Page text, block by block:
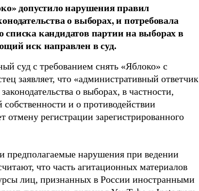
допустило нарушения правил
о выборах, и потребовала
кандидатов партии на выборах в
иск направлен в суд.
суд с требованием снять «Яблоко» с
заявляет, что «административный ответчик
о выборах, в частности,
собственности и о противодействии
отмену регистрации зарегистрированного
предполагаемые нарушения при ведении
что часть агитационных материалов
лиц, признанных в России иностранными